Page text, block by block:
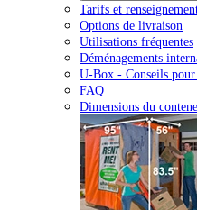
Tarifs et
Options de livraison
Utilisations fréquentes
Déménagements
U-Box - Conseils
FAQ
Dimensions du